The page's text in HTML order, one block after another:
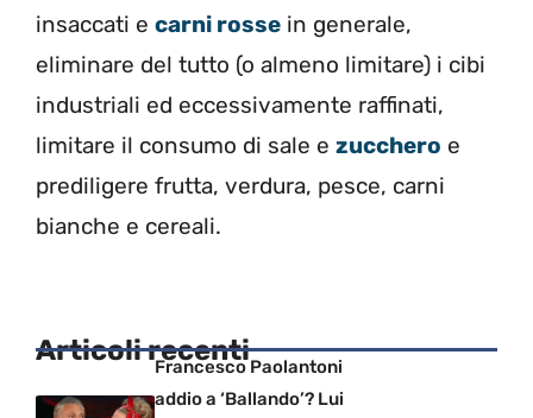
insaccati e carni rosse in generale,
eliminare del tutto (o almeno limitare) i cibi
industriali ed eccessivamente raffinati,
limitare il consumo di sale e zucchero e
prediligere frutta, verdura, pesce, carni
bianche e cereali.
Articoli recentiFrancesco Paolantoni
addio a ‘Ballando’? Lui